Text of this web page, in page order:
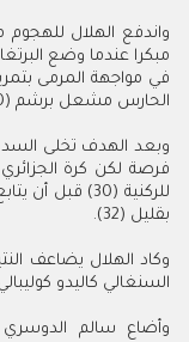
واندفع الهلال
مبكرا عندما وضع
في مواجهة المرمى
الحارس مشعل برشم (10).
وبعد الهدف تخلى
فرصة لكن كرة
للركنية (30)
بقليل (32).
وكاد الهلال يضاعف
السنغالي كاليدو كوليبالي
وأضاع سالم